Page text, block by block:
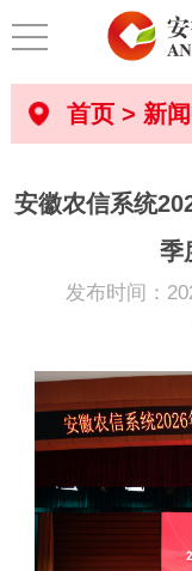
首页> 新
安徽农信系统
季
发布时间：